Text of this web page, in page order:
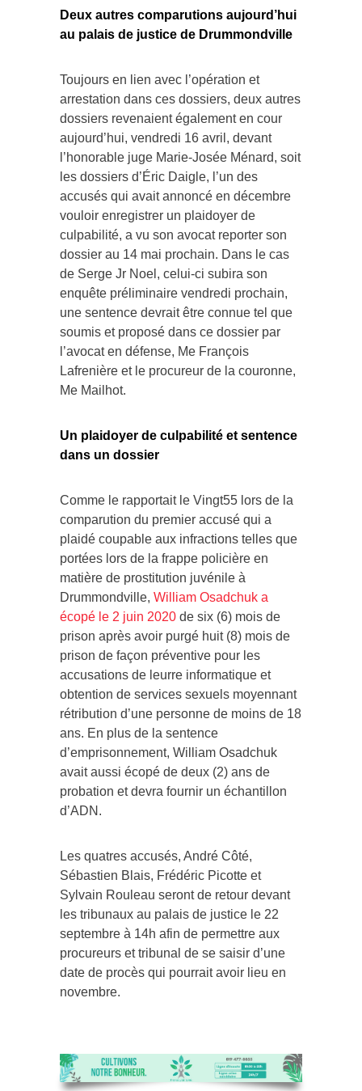
Deux autres comparutions aujourd’hui
au palais de justice de Drummondville
Toujours en lien avec l’opération et
arrestation dans ces dossiers, deux autres
dossiers revenaient également en cour
aujourd’hui, vendredi 16 avril, devant
l’honorable juge Marie-Josée Ménard, soit
les dossiers d’Éric Daigle, l’un des
accusés qui avait annoncé en décembre
vouloir enregistrer un plaidoyer de
culpabilité, a vu son avocat reporter son
dossier au 14 mai prochain. Dans le cas
de Serge Jr Noel, celui-ci subira son
enquête préliminaire vendredi prochain,
une sentence devrait être connue tel que
soumis et proposé dans ce dossier par
l’avocat en défense, Me François
Lafrenière et le procureur de la couronne,
Me Mailhot.
Un plaidoyer de culpabilité et sentence
dans un dossier
Comme le rapportait le Vingt55 lors de la
comparution du premier accusé qui a
plaidé coupable aux infractions telles que
portées lors de la frappe policière en
matière de prostitution juvénile à
Drummondville, William Osadchuk a
écopé le 2 juin 2020 de six (6) mois de
prison après avoir purgé huit (8) mois de
prison de façon préventive pour les
accusations de leurre informatique et
obtention de services sexuels moyennant
rétribution d’une personne de moins de 18
ans. En plus de la sentence
d’emprisonnement, William Osadchuk
avait aussi écopé de deux (2) ans de
probation et devra fournir un échantillon
d’ADN.
Les quatres accusés, André Côté,
Sébastien Blais, Frédéric Picotte et
Sylvain Rouleau seront de retour devant
les tribunaux au palais de justice le 22
septembre à 14h afin de permettre aux
procureurs et tribunal de se saisir d’une
date de procès qui pourrait avoir lieu en
novembre.